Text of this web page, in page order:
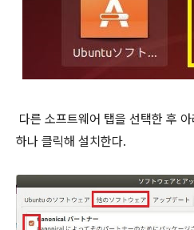
다른 소프트웨어 탭을 선택한 후
하나 클릭해 설치한다.